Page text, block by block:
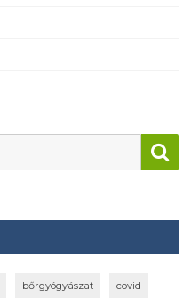
bőrgyógyászat covid